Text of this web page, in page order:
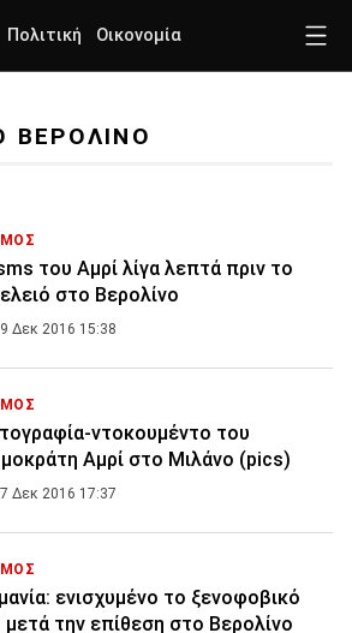
Πολιτική Οικονομία
ΒΕΡΟΛΙΝΟ
του Αμρί λίγα λεπτά πριν το
στο Βερολίνο
Δεκ 2016 15:38
ντοκουμέντο του
Αμρί στο Μιλάνο (pics)
Δεκ 2016 17:37
ενισχυμένο το ξενοφοβικό
μετά την επίθεση στο Βερολίνο